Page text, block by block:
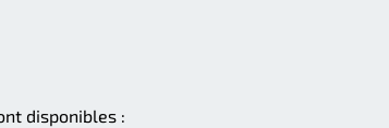
disponibles :